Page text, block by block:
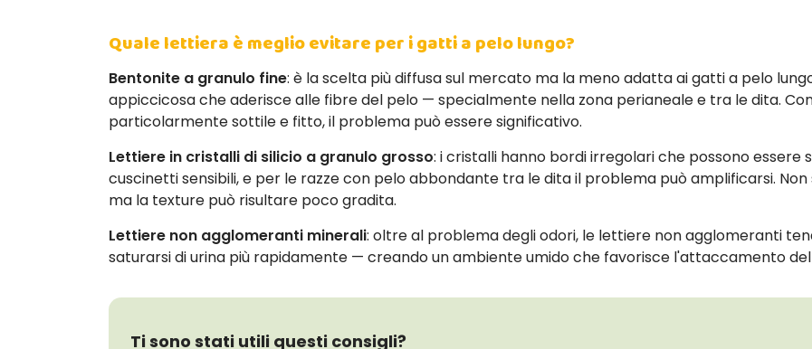
Quale lettiera è meglio evitare per i gatti a pelo lungo?
Bentonite a granulo fine: è la scelta più diffusa sul mercato ma la meno adatta ai gatti a pelo
appiccicosa che aderisce alle fibre del pelo — specialmente nella zona perianeale e tra le dita.
particolarmente sottile e fitto, il problema può essere significativo.
Lettiere in cristalli di silicio a granulo grosso: i cristalli hanno bordi irregolari che possono
cuscinetti sensibili, e per le razze con pelo abbondante tra le dita il problema può amplificarsi.
ma la texture può risultare poco gradita.
Lettiere non agglomeranti minerali: oltre al problema degli odori, le lettiere non agglomeranti
saturarsi di urina più rapidamente — creando un ambiente umido che favorisce l'attaccamento
Ti sono stati utili questi consigli?